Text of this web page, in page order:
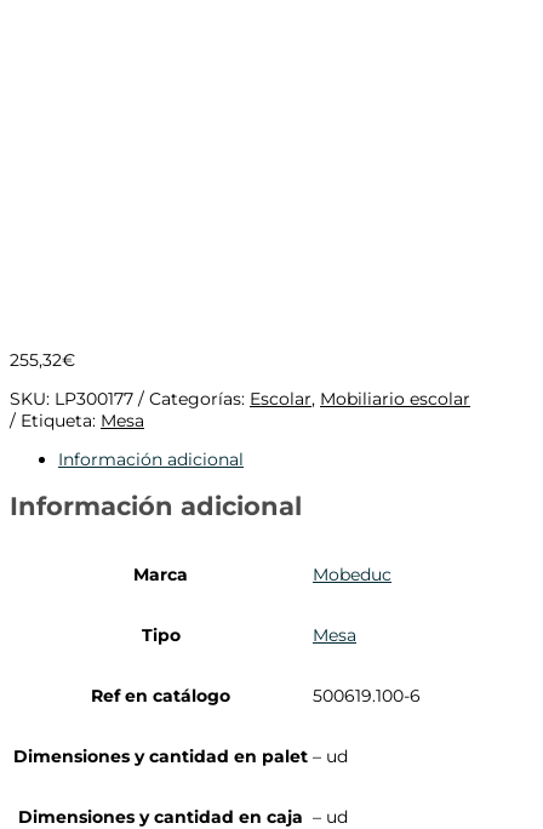
255,32€
SKU: LP300177 Categorías: Escolar, Mobiliario escolar
Etiqueta: Mesa
Información adicional
Información adicional
Marca Mobeduc
Tipo Mesa
Ref en catálogo 500619.100-6
Dimensiones y cantidad en palet – ud
Dimensiones y cantidad en caja – ud